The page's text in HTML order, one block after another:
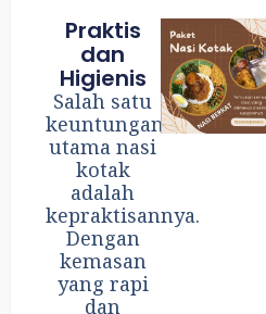
Praktis
dan
Higienis
Salah satu
keuntungan
utama nasi
kotak
adalah
kepraktisannya.
Dengan
kemasan
yang rapi
dan